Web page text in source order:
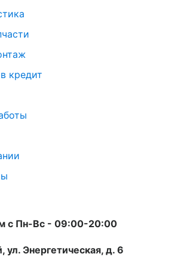
кредит
с Пн-Вc - 09:00-20:00
ул. Энергетическая, д. 6